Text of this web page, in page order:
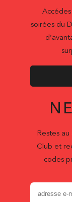
soirées du
Restes
Club et
codes